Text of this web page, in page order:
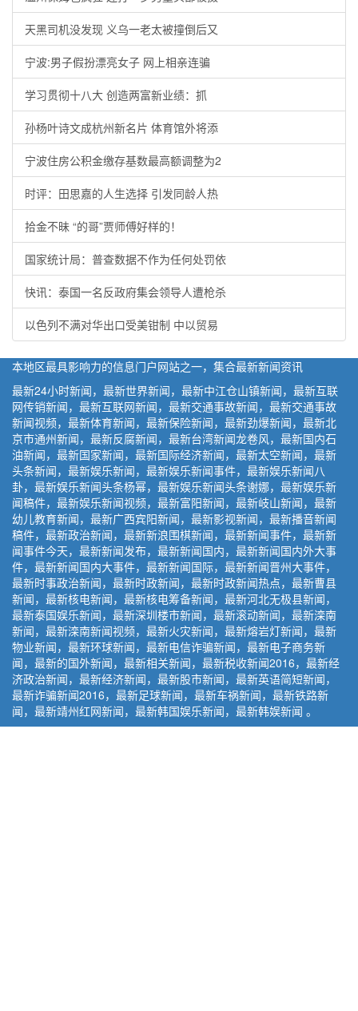
天黑司机没发现 义乌一老太被撞倒后又
宁波:男子假扮漂亮女子 网上相亲连骗
学习贯彻十八大 创造两富新业绩：抓
孙杨叶诗文成杭州新名片 体育馆外将添
宁波住房公积金缴存基数最高额调整为2
时评：田思嘉的人生选择 引发同龄人热
拾金不昧 “的哥”贾师傅好样的！
国家统计局：普查数据不作为任何处罚依
快讯：泰国一名反政府集会领导人遭枪杀
以色列不满对华出口受美钳制 中以贸易
本地区最具影响力的信息门户网站之一，集合最新新闻资讯
最新24小时新闻，最新世界新闻，最新中江仓山镇新闻，最新互联
网传销新闻，最新互联网新闻，最新交通事故新闻，最新交通事故
新闻视频，最新体育新闻，最新保险新闻，最新劲爆新闻，最新北
京市通州新闻，最新反腐新闻，最新台湾新闻龙卷风，最新国内石
油新闻，最新国家新闻，最新国际经济新闻，最新太空新闻，最新
头条新闻，最新娱乐新闻，最新娱乐新闻事件，最新娱乐新闻八
卦，最新娱乐新闻头条杨幂，最新娱乐新闻头条谢娜，最新娱乐新
闻稿件，最新娱乐新闻视频，最新富阳新闻，最新岐山新闻，最新
幼儿教育新闻，最新广西宾阳新闻，最新影视新闻，最新播音新闻
稿件，最新政治新闻，最新新浪围棋新闻，最新新闻事件，最新新
闻事件今天，最新新闻发布，最新新闻国内，最新新闻国内外大事
件，最新新闻国内大事件，最新新闻国际，最新新闻晋州大事件，
最新时事政治新闻，最新时政新闻，最新时政新闻热点，最新曹县
新闻，最新核电新闻，最新核电筹备新闻，最新河北无极县新闻，
最新泰国娱乐新闻，最新深圳楼市新闻，最新滚动新闻，最新滦南
新闻，最新滦南新闻视频，最新火灾新闻，最新熔岩灯新闻，最新
物业新闻，最新环球新闻，最新电信诈骗新闻，最新电子商务新
闻，最新的国外新闻，最新相关新闻，最新税收新闻2016，最新经
济政治新闻，最新经济新闻，最新股市新闻，最新英语简短新闻，
最新诈骗新闻2016，最新足球新闻，最新车祸新闻，最新铁路新
闻，最新靖州红网新闻，最新韩国娱乐新闻，最新韩娱新闻 。